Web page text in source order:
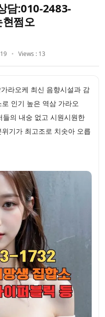
담:010-2483-
현쩜오
Views : 13
라오케 최신 음향시설과 감
인기 높은 역삼 가라오
의 내숭 없고 시원시원한
기가 최고조로 치솟아 오릅